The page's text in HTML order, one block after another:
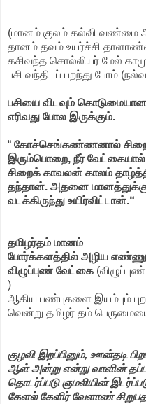
(மானம் குலம் கல்வி வண்மை
தானம் தவம் உயர்ச்சி
கசிவந்த சொல்லியர் மேல்
பசி வந்திடப் பறந்து போம்
பசியை விடவும்
எரிவது போல இருக்கும்.
“ கோச்செங்கண்ணனால்
இரும்பொறை, நீர்
சிறைக் காவலன் காலம்
தந்தான். அதனை
வடக்கிருந்து உயிர்விட்டான்.“
தமிழர்தம் மானம்
போர்க்களத்தில் அழிய
விழுப்புண் வேட்கை
)
ஆகிய பண்புகளை இயம்பும்
வென்று தமிழர் தம்
குழவி இறப்பினும், ஊன்தடி
ஆள் அன்று என்று வாளின்
தொடர்ப்படு ஞமலியின்
கேளல் கேளிர் வேளாண்